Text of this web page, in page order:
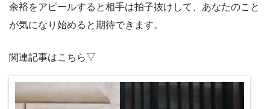
余裕をアピールすると相手は拍子抜けして、あなたのこと
が気になり始めると期待できます。
関連記事はこちら▽